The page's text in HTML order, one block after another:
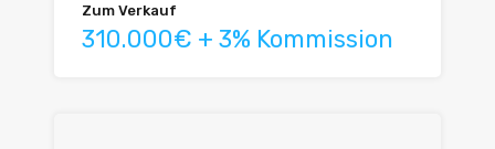
Zum Verkauf
310.000€ + 3% Kommission